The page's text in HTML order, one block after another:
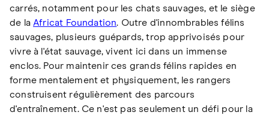
carrés, notamment pour les chats sauvages, et le siège
de la Africat Foundation. Outre d'innombrables félins
sauvages, plusieurs guépards, trop apprivoisés pour
vivre à l'état sauvage, vivent ici dans un immense
enclos. Pour maintenir ces grands félins rapides en
forme mentalement et physiquement, les rangers
construisent régulièrement des parcours
d'entraînement. Ce n'est pas seulement un défi pour la